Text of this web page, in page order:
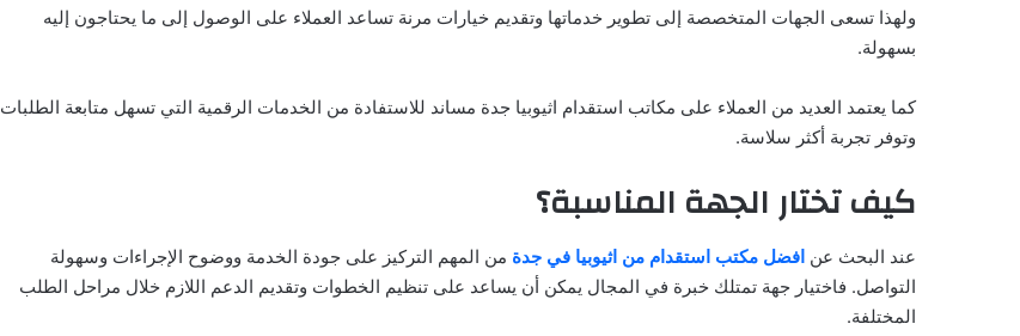
ولهذا تسعى الجهات المتخصصة إلى تطوير خدماتها وتقديم خيارات مرنة تساعد العملاء على الوصول إلى ما يحتاجون إليه
بسهولة.
كما يعتمد العديد من العملاء على مكاتب استقدام اثيوبيا جدة مساند للاستفادة من الخدمات الرقمية التي تسهل متابعة الطلبات
وتوفر تجربة أكثر سلاسة.
كيف تختار الجهة المناسبة؟
عند البحث عن افضل مكتب استقدام من اثيوبيا في جدة من المهم التركيز على جودة الخدمة ووضوح الإجراءات وسهولة
التواصل. فاختيار جهة تمتلك خبرة في المجال يمكن أن يساعد على تنظيم الخطوات وتقديم الدعم اللازم خلال مراحل الطلب
المختلفة.